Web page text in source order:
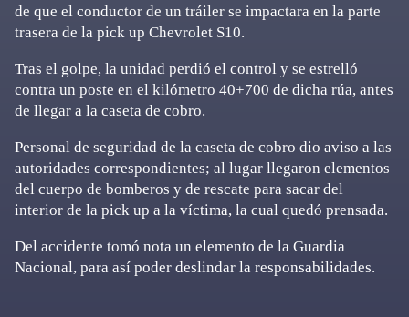
de que el conductor de un tráiler se impactara en la parte
trasera de la pick up Chevrolet S10.
Tras el golpe, la unidad perdió el control y se estrelló
contra un poste en el kilómetro 40+700 de dicha rúa, antes
de llegar a la caseta de cobro.
Personal de seguridad de la caseta de cobro dio aviso a las
autoridades correspondientes; al lugar llegaron elementos
del cuerpo de bomberos y de rescate para sacar del
interior de la pick up a la víctima, la cual quedó prensada.
Del accidente tomó nota un elemento de la Guardia
Nacional, para así poder deslindar la responsabilidades.